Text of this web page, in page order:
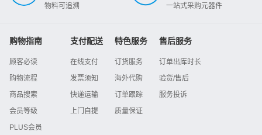
物料可追溯
一站式采购元器件
购物指南
顾客必读
购物流程
商品搜索
会员等级
PLUS会员
支付配送
在线支付
发票须知
快递运输
上门自提
特色服务
订货服务
海外代购
订单跟踪
质量保证
售后服务
订单出库时长
验货/售后
服务投诉